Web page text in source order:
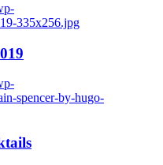
335x256.jpg
spencer-by-hugo-